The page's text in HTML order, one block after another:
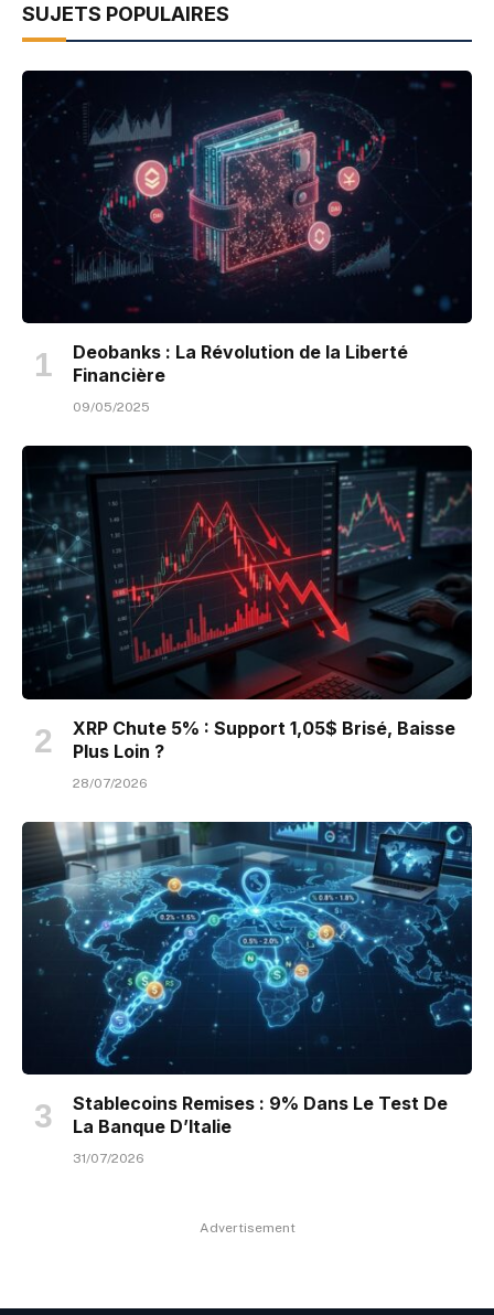
SUJETS POPULAIRES
Deobanks : La Révolution de la Liberté
Financière
09/05/2025
XRP Chute 5% : Support 1,05$ Brisé, Baisse
Plus Loin ?
28/07/2026
Stablecoins Remises : 9% Dans Le Test De
La Banque D’Italie
31/07/2026
Advertisement